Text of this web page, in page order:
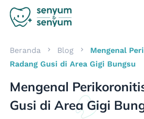
Beranda Blog
Mengenal
Radang Gusi di Area Gigi Bungsu
Mengenal
Gusi di Area Gigi